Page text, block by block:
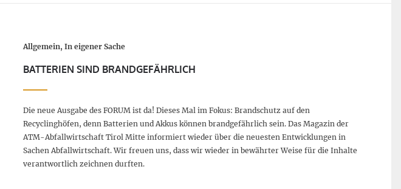
Allgemein, In eigener Sache
BATTERIEN SIND BRANDGEFÄHRLICH
Die neue Ausgabe des FORUM ist da! Dieses Mal im Fokus: Brandschutz auf den
Recyclinghöfen, denn Batterien und Akkus können brandgefährlich sein. Das Magazin der
ATM-Abfallwirtschaft Tirol Mitte informiert wieder über die neuesten Entwicklungen in
Sachen Abfallwirtschaft. Wir freuen uns, dass wir wieder in bewährter Weise für die Inhalte
verantwortlich zeichnen durften.